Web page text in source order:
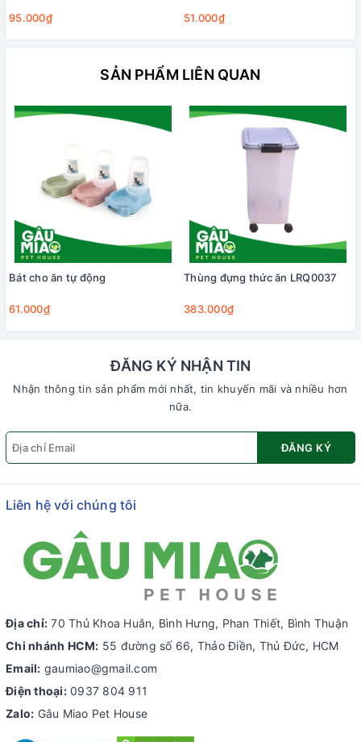
95.000₫ 51.000₫
SẢN PHẨM LIÊN QUAN
Bát cho ăn tự động
61.000₫
Thùng đựng thức ăn LRQ0037
383.000₫
ĐĂNG KÝ NHẬN TIN
Nhận thông tin sản phẩm mới nhất, tin khuyến mãi và nhiều hơn
nữa.
ĐĂNG KÝ
Liên hệ với chúng tôi
Địa chỉ: 70 Thủ Khoa Huân, Bình Hưng, Phan Thiết, Bình Thuận
Chi nhánh HCM: 55 đường số 66, Thảo Điền, Thủ Đức, HCM
Email: gaumiao@gmail.com
Điện thoại: 0937 804 911
Zalo: Gâu Miao Pet House